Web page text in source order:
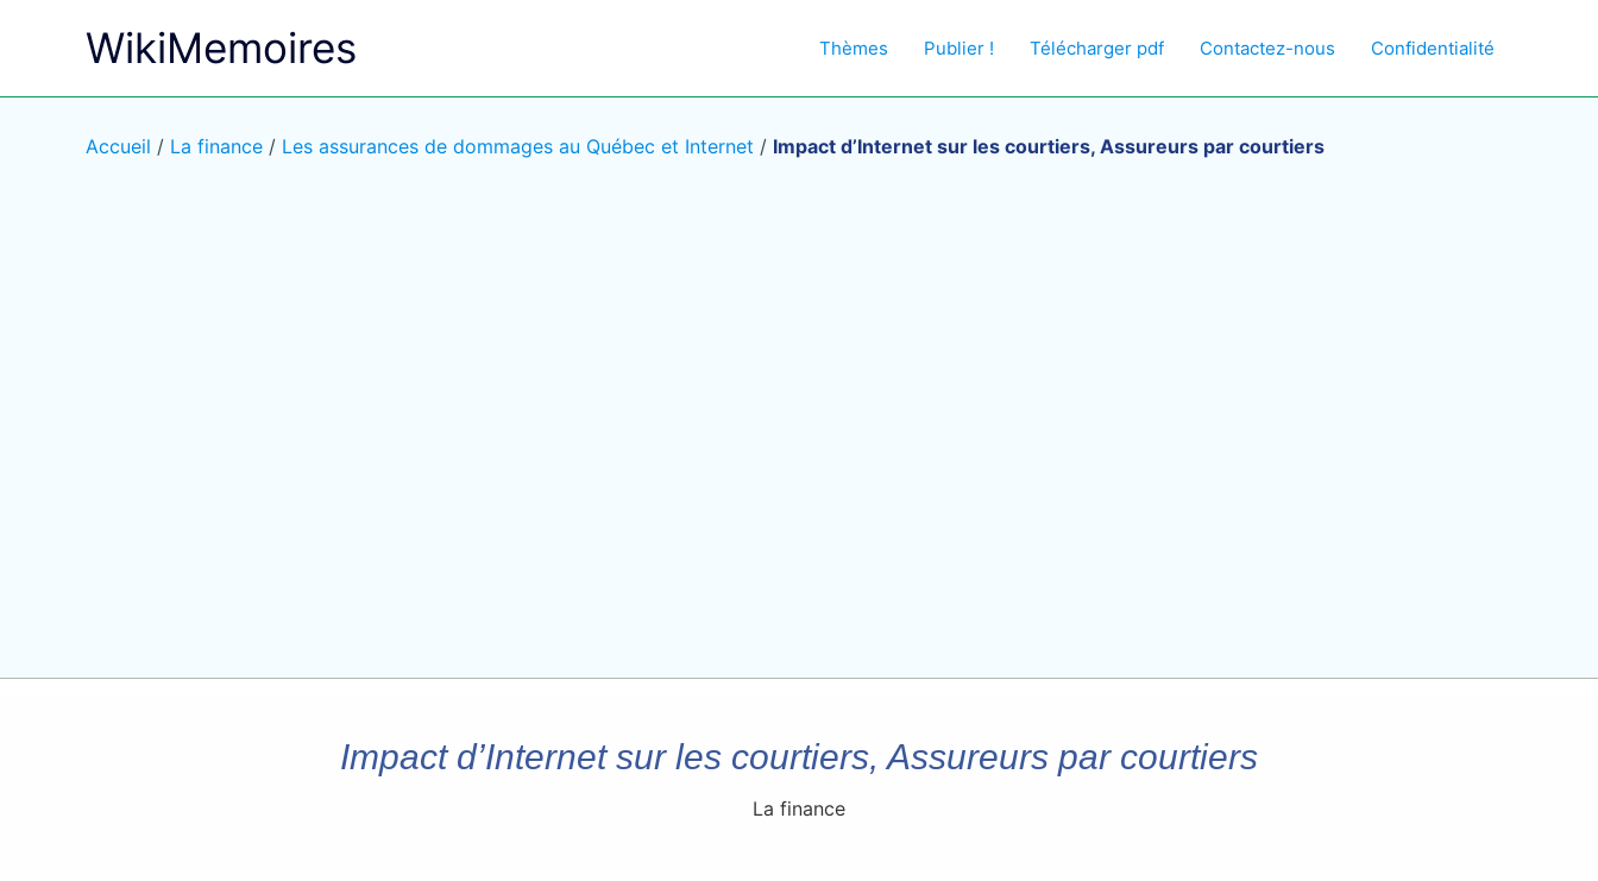
WikiMemoires Thèmes Publier ! Télécharger pdf Contactez-nous Confidentialité
Accueil / La finance / Les assurances de dommages au Québec et Internet / Impact d’Internet sur les courtiers, Assureurs par courtiers
Impact d’Internet sur les courtiers, Assureurs par courtiers
La finance